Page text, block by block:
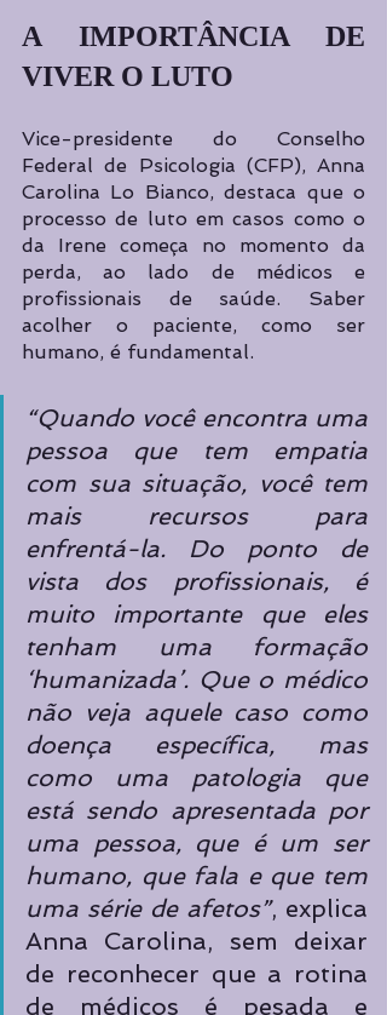
A IMPORTÂNCIA DE
VIVER O LUTO
Vice-presidente do Conselho
Federal de Psicologia (CFP), Anna
Carolina Lo Bianco, destaca que o
processo de luto em casos como o
da Irene começa no momento da
perda, ao lado de médicos e
profissionais de saúde. Saber
acolher o paciente, como ser
humano, é fundamental.
“Quando você encontra uma
pessoa que tem empatia
com sua situação, você tem
mais recursos para
enfrentá-la. Do ponto de
vista dos profissionais, é
muito importante que eles
tenham uma formação
‘humanizada’. Que o médico
não veja aquele caso como
doença específica, mas
como uma patologia que
está sendo apresentada por
uma pessoa, que é um ser
humano, que fala e que tem
uma série de afetos”, explica
Anna Carolina, sem deixar
de reconhecer que a rotina
de médicos é pesada e